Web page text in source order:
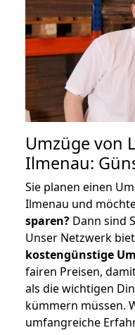
Umzüge von
Ilmenau:
Sie planen einen
Ilmenau und
sparen? Dann sind
Unser Netzwerk
kostengünstige
fairen Preisen,
als die wichtigen
kümmern müssen.
umfangreiche